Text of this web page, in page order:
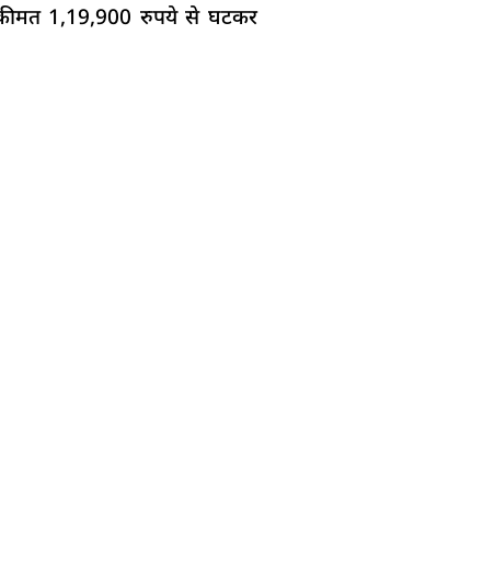
1,19,900 रुपये से घटकर